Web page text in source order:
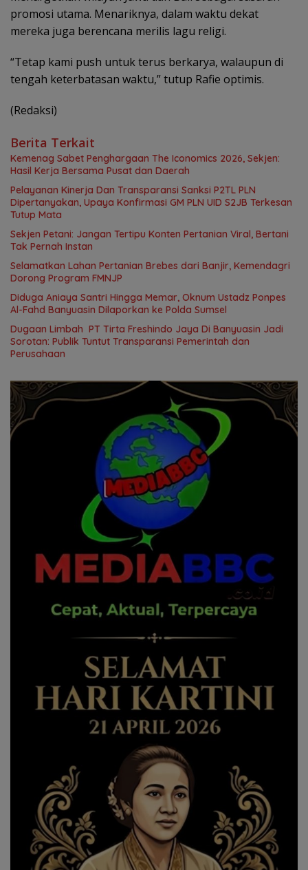
promosi utama. Menariknya, dalam waktu dekat
mereka juga berencana merilis lagu religi.
“Tetap kami push untuk terus berkarya, walaupun di
tengah keterbatasan waktu,” tutup Rafie optimis.
(Redaksi)
Berita Terkait
Kemenag Sabet Penghargaan The Iconomics 2026, Sekjen:
Hasil Kerja Bersama Pusat dan Daerah
Pelayanan Kinerja Dan Transparansi Sanksi P2TL PLN
Dipertanyakan, Upaya Konfirmasi GM PLN UID S2JB Terkesan
Tutup Mata
Sekjen Petani: Jangan Tertipu Konten Pertanian Viral, Bertani
Tak Pernah Instan
Selamatkan Lahan Pertanian Brebes dari Banjir, Kemendagri
Dorong Program FMNJP
Diduga Aniaya Santri Hingga Memar, Oknum Ustadz Ponpes
Al-Fahd Banyuasin Dilaporkan ke Polda Sumsel
Dugaan Limbah PT Tirta Freshindo Jaya Di Banyuasin Jadi
Sorotan: Publik Tuntut Transparansi Pemerintah dan
Perusahaan